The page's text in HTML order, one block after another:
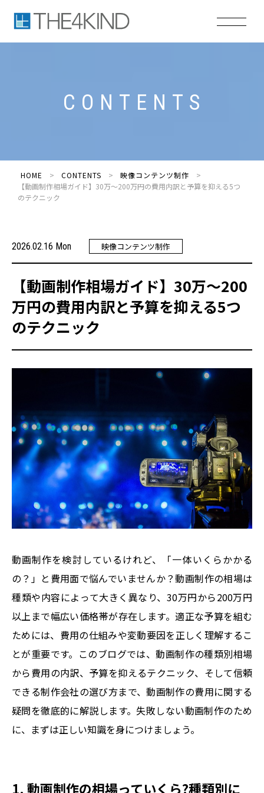
C O N T E N T S
HOME CONTENTS
映像コンテンツ制作
【動画制作相場ガイド】30万〜200万円の費用内訳と予算を抑える5つ
のテクニック
2026.02.16 Mon 映像コンテンツ制作
【動画制作相場ガイド】30万〜200
万円の費用内訳と予算を抑える5つ
のテクニック
動画制作を検討しているけれど、「一体いくらかかる
の？」と費用面で悩んでいませんか？動画制作の相場は
種類や内容によって大きく異なり、30万円から200万円
以上まで幅広い価格帯が存在します。適正な予算を組む
ためには、費用の仕組みや変動要因を正しく理解するこ
とが重要です。このブログでは、動画制作の種類別相場
から費用の内訳、予算を抑えるテクニック、そして信頼
できる制作会社の選び方まで、動画制作の費用に関する
疑問を徹底的に解説します。失敗しない動画制作のため
に、まずは正しい知識を身につけましょう。
1. 動画制作の相場っていくら?種類別に